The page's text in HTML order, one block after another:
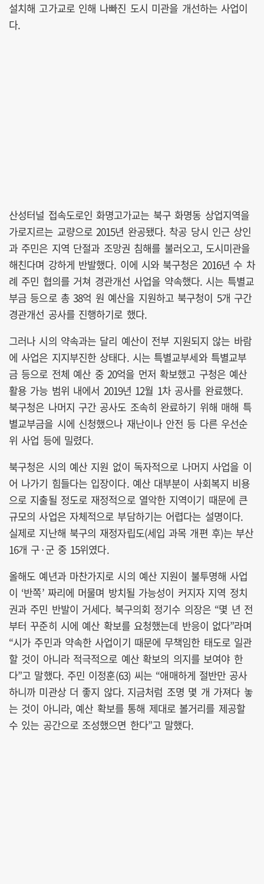
설치해 고가교로 인해 나빠진 도시 미관을 개선하는 사업이
다.
산성터널 접속도로인 화명고가교는 북구 화명동 상업지역을
가로지르는 교량으로 2015년 완공됐다. 착공 당시 인근 상인
과 주민은 지역 단절과 조망권 침해를 불러오고, 도시미관을
해친다며 강하게 반발했다. 이에 시와 북구청은 2016년 수 차
례 주민 협의를 거쳐 경관개선 사업을 약속했다. 시는 특별교
부금 등으로 총 38억 원 예산을 지원하고 북구청이 5개 구간
경관개선 공사를 진행하기로 했다.
그러나 시의 약속과는 달리 예산이 전부 지원되지 않는 바람
에 사업은 지지부진한 상태다. 시는 특별교부세와 특별교부
금 등으로 전체 예산 중 20억을 먼저 확보했고 구청은 예산
활용 가능 범위 내에서 2019년 12월 1차 공사를 완료했다.
북구청은 나머지 구간 공사도 조속히 완료하기 위해 매해 특
별교부금을 시에 신청했으나 재난이나 안전 등 다른 우선순
위 사업 등에 밀렸다.
북구청은 시의 예산 지원 없이 독자적으로 나머지 사업을 이
어 나가기 힘들다는 입장이다. 예산 대부분이 사회복지 비용
으로 지출될 정도로 재정적으로 열악한 지역이기 때문에 큰
규모의 사업은 자체적으로 부담하기는 어렵다는 설명이다.
실제로 지난해 북구의 재정자립도(세입 과목 개편 후)는 부산
16개 구·군 중 15위였다.
올해도 예년과 마찬가지로 시의 예산 지원이 불투명해 사업
이 ‘반쪽’ 짜리에 머물며 방치될 가능성이 커지자 지역 정치
권과 주민 반발이 거세다. 북구의회 정기수 의장은 “몇 년 전
부터 꾸준히 시에 예산 확보를 요청했는데 반응이 없다”라며
“시가 주민과 약속한 사업이기 때문에 무책임한 태도로 일관
할 것이 아니라 적극적으로 예산 확보의 의지를 보여야 한
다”고 말했다. 주민 이정훈(63) 씨는 “애매하게 절반만 공사
하니까 미관상 더 좋지 않다. 지금처럼 조명 몇 개 가져다 놓
는 것이 아니라, 예산 확보를 통해 제대로 볼거리를 제공할
수 있는 공간으로 조성했으면 한다”고 말했다.